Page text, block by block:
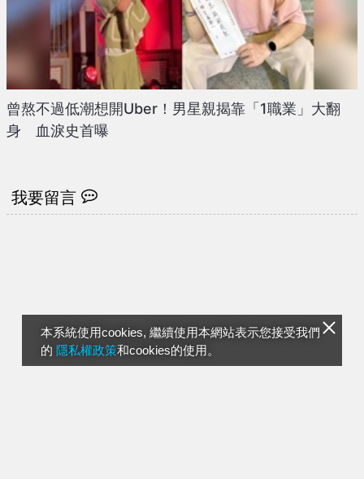
本系統使用cookies, 繼續使用本網站表示您接受我們
的 隱私權政策和cookies的使用。
曾熬不過低潮想開Uber！男星親揭靠「1職業」大翻
身 血淚史首曝
我要留言